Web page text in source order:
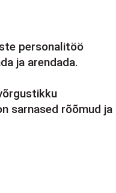
personalitöö
ja arendada.
sarnased rõõmud ja